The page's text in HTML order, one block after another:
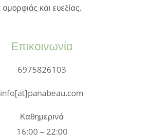
ομορφιάς και ευεξίας.
Επικοινωνία
6975826103
info[at]panabeau.com
Καθημερινά
16:00 – 22:00